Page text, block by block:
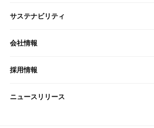
大和総研の強み
先端テクノロジーに基づく新たな価値の創出
政策分析
書籍
セミナー トップ
現在受付中のセミナー・イベント
サステナビリティ
サステナビリティの取り組み
次世代社会への貢献
会社情報
会社情報 トップ
会社概要・役員一覧
採用情報
採用情報 トップ
ニュースリリース